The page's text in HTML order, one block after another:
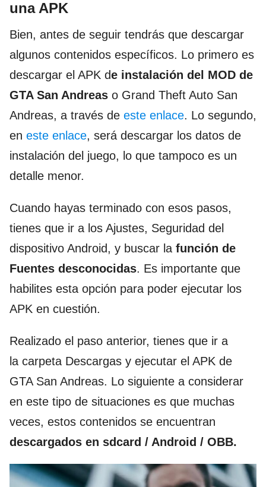
una APK
Bien, antes de seguir tendrás que descargar
algunos contenidos específicos. Lo primero es
descargar el APK de instalación del MOD de
GTA San Andreas o Grand Theft Auto San
Andreas, a través de este enlace. Lo segundo,
en este enlace, será descargar los datos de
instalación del juego, lo que tampoco es un
detalle menor.
Cuando hayas terminado con esos pasos,
tienes que ir a los Ajustes, Seguridad del
dispositivo Android, y buscar la función de
Fuentes desconocidas. Es importante que
habilites esta opción para poder ejecutar los
APK en cuestión.
Realizado el paso anterior, tienes que ir a
la carpeta Descargas y ejecutar el APK de
GTA San Andreas. Lo siguiente a considerar
en este tipo de situaciones es que muchas
veces, estos contenidos se encuentran
descargados en sdcard / Android / OBB.